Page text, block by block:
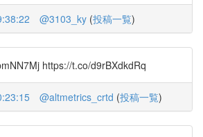
@3103_ky (投稿一覧)
https://t.co/d9rBXdkdRq
@altmetrics_crtd (投稿一覧)